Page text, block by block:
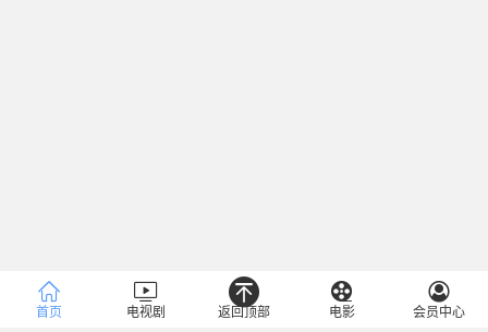
首页 电视剧 返回顶部 电影 会员中心